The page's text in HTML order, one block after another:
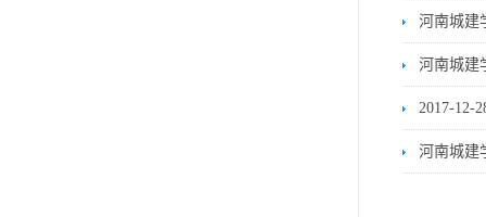
河南城建
河南城建
2017-12-
河南城建